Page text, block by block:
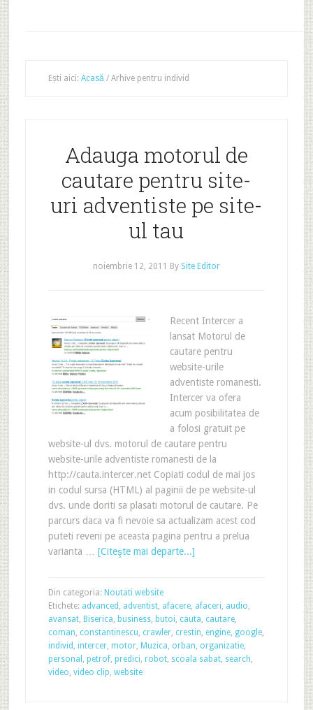
Ești aici: Acasă /Arhive pentru individ
Adauga motorul de
cautare pentru site-
uri adventiste pe site-
ul tau
noiembrie 12, 2011 By Site Editor
Recent Intercer a
lansat Motorul de
cautare pentru
website-urile
adventiste romanesti.
Intercer va ofera
acum posibilitatea de
a folosi gratuit pe
website-ul dvs. motorul de cautare pentru
website-urile adventiste romanesti de la
http://cauta.intercer.net Copiati codul de mai jos
in codul sursa (HTML) al paginii de pe website-ul
dvs. unde doriti sa plasati motorul de cautare. Pe
parcurs daca va fi nevoie sa actualizam acest cod
puteti reveni pe aceasta pagina pentru a prelua
varianta … [Citeşte mai departe...]
Din categoria: Noutati website
Etichete: advanced , adventist, afacere, afaceri, audio,
avansat, Biserica, business, butoi, cauta, cautare,
coman, constantinescu, crawler, crestin, engine, google,
individ , intercer, motor, Muzica, orban, organizatie,
personal , petrof, predici, robot, scoala sabat, search,
video, video clip, website